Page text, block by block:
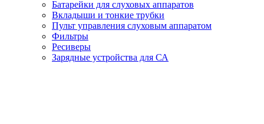
Батарейки для слуховых аппаратов
Вкладыши и тонкие трубки
Пульт управления слуховым аппаратом
Фильтры
Ресиверы
Зарядные устройства для СА